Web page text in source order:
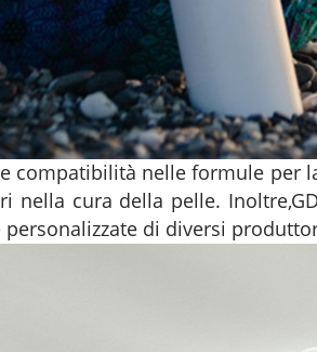
compatibilità nelle formule per
nella cura della pelle. Inoltre,
di diversi